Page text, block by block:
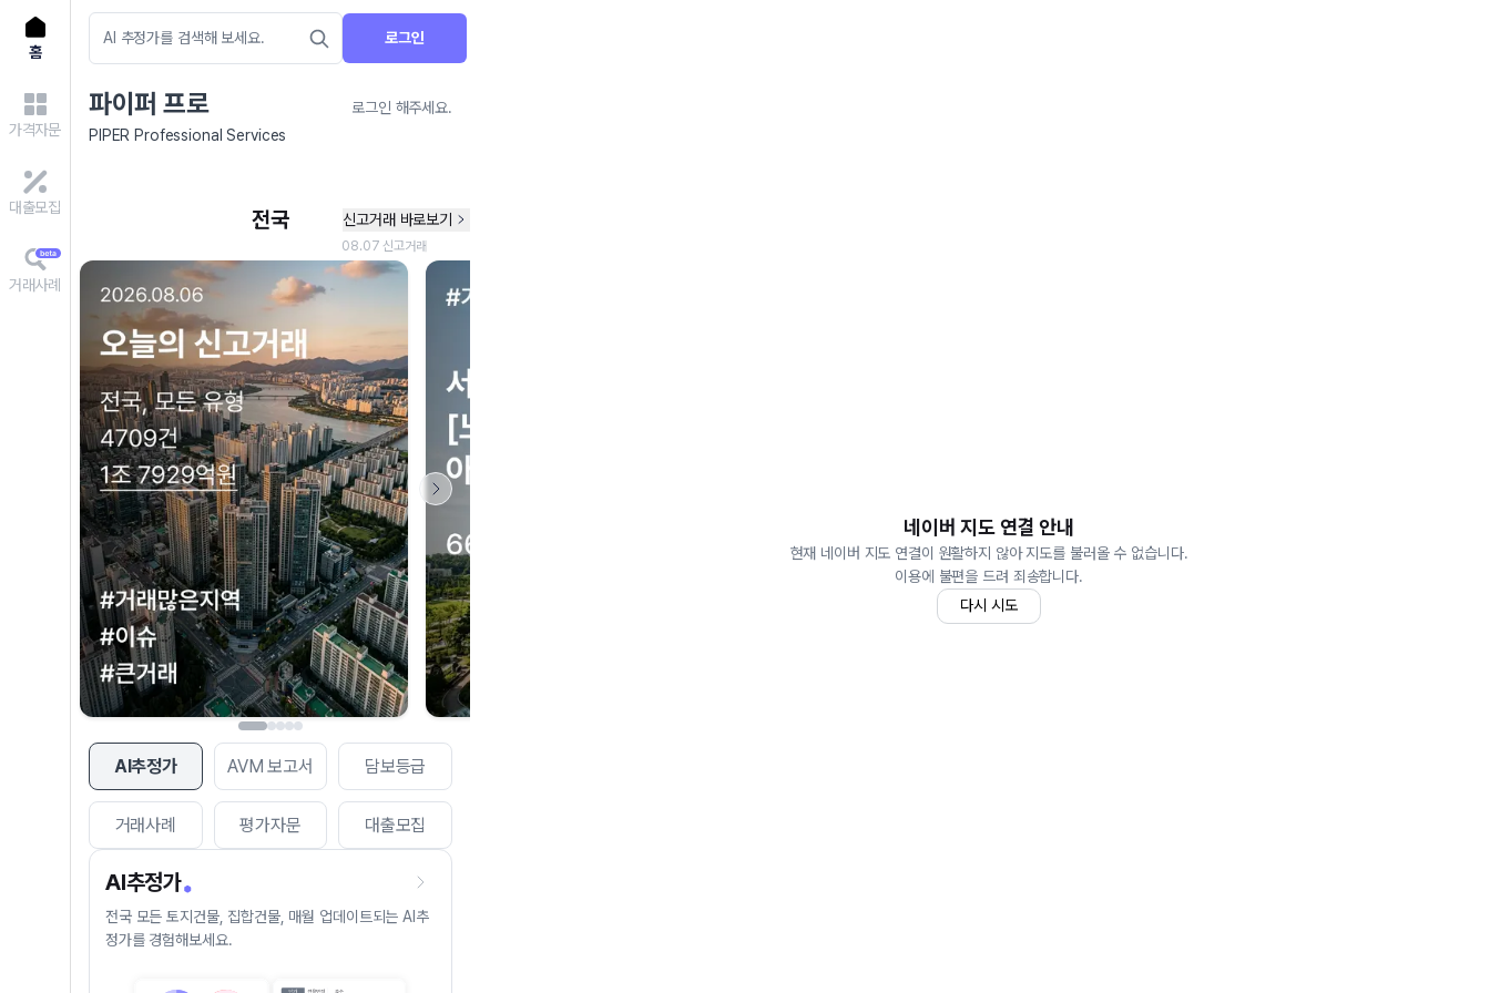
홈
가격자문
대출모집
거래사례
로그인
파이퍼 프로
로그인 해주세요.
PIPER Professional Services
AI추정가 AVM 보고서 담보등급
거래사례 평가자문 대출모집
AI추정가
전국 모든 토지건물, 집합건물, 매월 업데이트되는 AI추
정가를 경험해보세요.
네이버 지도 연결 안내
현재 네이버 지도 연결이 원활하지 않아 지도를 불러올 수 없습니다.
이용에 불편을 드려 죄송합니다.
다시 시도